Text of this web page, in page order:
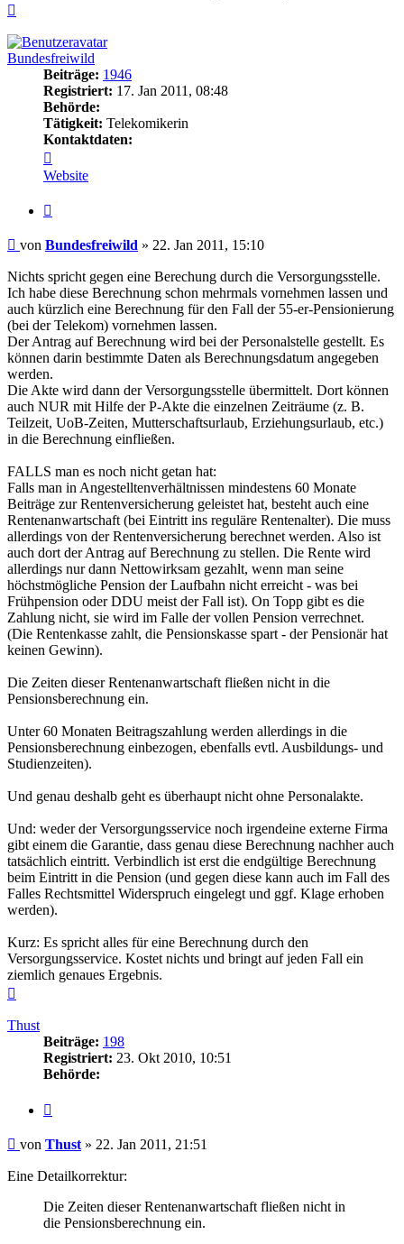
Bundesfreiwild
Beiträge: 1946
Registriert: 17. Jan 2011, 08:48
Behörde:
Tätigkeit: Telekomikerin
Kontaktdaten:
von
Bundesfreiwild
Website
Beitrag
von Bundesfreiwild » 22. Jan 2011, 15:10
Nichts spricht gegen eine Berechung durch die Versorgungsstelle.
Ich habe diese Berechnung schon mehrmals vornehmen lassen und
auch kürzlich eine Berechnung für den Fall der 55-er-Pensionierung
(bei der Telekom) vornehmen lassen.
Der Antrag auf Berechnung wird bei der Personalstelle gestellt. Es
können darin bestimmte Daten als Berechnungsdatum angegeben
werden.
Die Akte wird dann der Versorgungsstelle übermittelt. Dort können
auch NUR mit Hilfe der P-Akte die einzelnen Zeiträume (z. B.
Teilzeit, UoB-Zeiten, Mutterschaftsurlaub, Erziehungsurlaub, etc.)
in die Berechnung einfließen.
FALLS man es noch nicht getan hat:
Falls man in Angestelltenverhältnissen mindestens 60 Monate
Beiträge zur Rentenversicherung geleistet hat, besteht auch eine
Rentenanwartschaft (bei Eintritt ins reguläre Rentenalter). Die muss
allerdings von der Rentenversicherung berechnet werden. Also ist
auch dort der Antrag auf Berechnung zu stellen. Die Rente wird
allerdings nur dann Nettowirksam gezahlt, wenn man seine
höchstmögliche Pension der Laufbahn nicht erreicht - was bei
Frühpension oder DDU meist der Fall ist). On Topp gibt es die
Zahlung nicht, sie wird im Falle der vollen Pension verrechnet.
(Die Rentenkasse zahlt, die Pensionskasse spart - der Pensionär hat
keinen Gewinn).
Die Zeiten dieser Rentenanwartschaft fließen nicht in die
Pensionsberechnung ein.
Unter 60 Monaten Beitragszahlung werden allerdings in die
Pensionsberechnung einbezogen, ebenfalls evtl. Ausbildungs- und
Studienzeiten).
Und genau deshalb geht es überhaupt nicht ohne Personalakte.
Und: weder der Versorgungsservice noch irgendeine externe Firma
gibt einem die Garantie, dass genau diese Berechnung nachher auch
tatsächlich eintritt. Verbindlich ist erst die endgültige Berechnung
beim Eintritt in die Pension (und gegen diese kann auch im Fall des
Falles Rechtsmittel Widerspruch eingelegt und ggf. Klage erhoben
werden).
Kurz: Es spricht alles für eine Berechnung durch den
Versorgungsservice. Kostet nichts und bringt auf jeden Fall ein
ziemlich genaues Ergebnis.
Thust
Beiträge: 198
Registriert: 23. Okt 2010, 10:51
Behörde:
Beitrag
von Thust » 22. Jan 2011, 21:51
Eine Detailkorrektur:
Die Zeiten dieser Rentenanwartschaft fließen nicht in
die Pensionsberechnung ein.